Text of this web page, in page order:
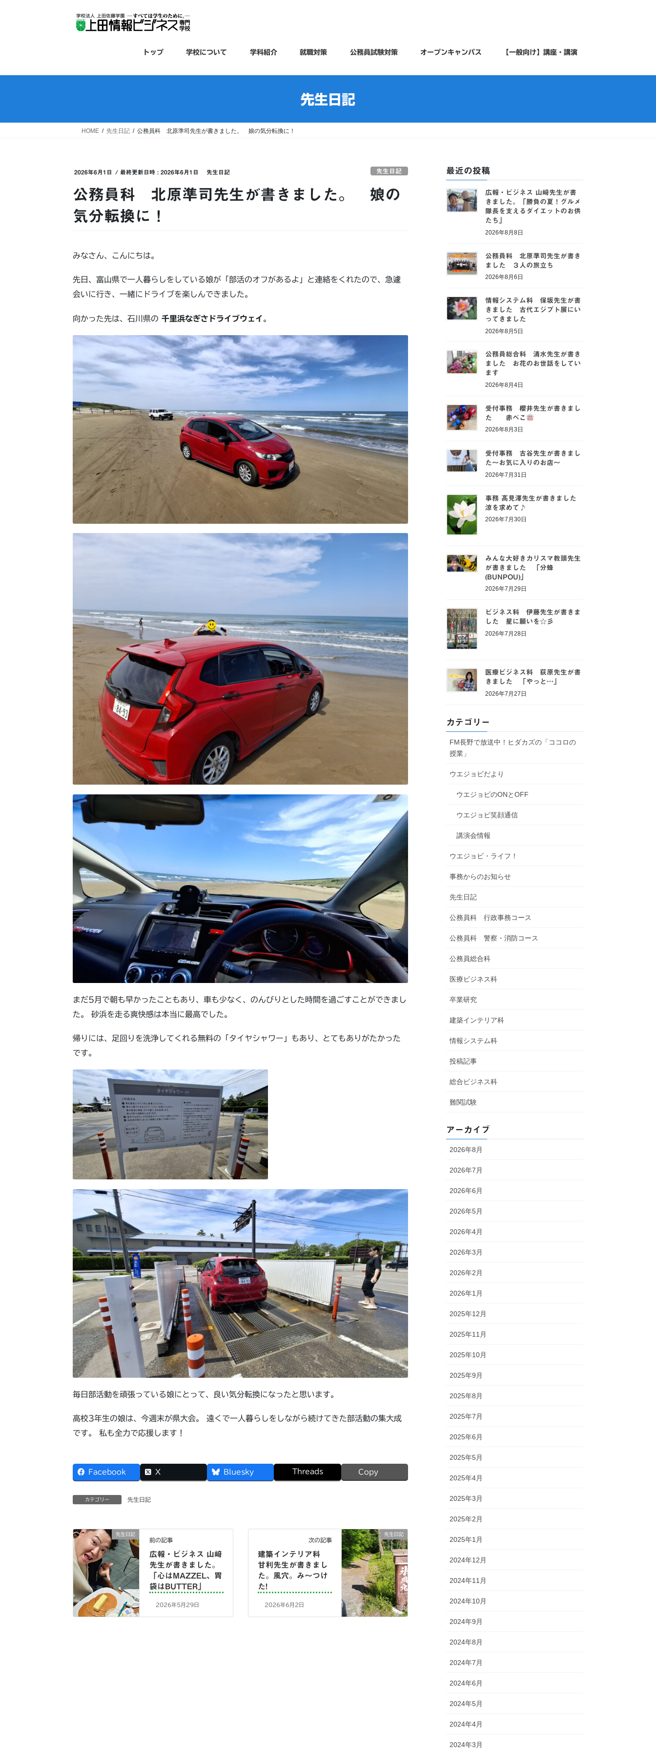
ス
ン
トップ 学校について 学科紹介 就職対策 公務員試験対策 オープンキャンパス 【一般向け】講座・講演
先生日記
HOME 先生日記 公務員科 北原準司先生が書きました。 娘の気分転換に！
2026年6月1日 / 最終更新日時 :2026年6月1日 先生日記 先生日記
公務員科 北原準司先生が書きました。 娘の
気分転換に！
みなさん、こんにちは。
先日、富山県で一人暮らしをしている娘が「部活のオフがあるよ」と連絡をくれたので、急遽
会いに行き、一緒にドライブを楽しんできました。
向かった先は、石川県の千里浜なぎさドライブウェイ。
まだ5月で朝も早かったこともあり、車も少なく、のんびりとした時間を過ごすことができまし
た。 砂浜を走る爽快感は本当に最高でした。
帰りには、足回りを洗浄してくれる無料の「タイヤシャワー」もあり、とてもありがたかった
です。
毎日部活動を頑張っている娘にとって、良い気分転換になったと思います。
高校3年生の娘は、今週末が県大会。 遠くで一人暮らしをしながら続けてきた部活動の集大成
です。 私も全力で応援します！
Facebook X Bluesky Threads Copy
カテゴリー 先生日記
先生日記
前の記事
広報・ビジネス 山﨑
先生が書きました。
「心はMAZZEL、胃
袋はBUTTER」
2026年5月29日
先生日記
次の記事
建築インテリア科
甘利先生が書きまし
た。風穴。み～つけ
た!
2026年6月2日
最近の投稿
広報・ビジネス 山﨑先生が書
きました。「勝負の夏！グルメ
隊長を支えるダイエットのお供
たち」
2026年8月8日
公務員科 北原準司先生が書き
ました ３人の旅立ち
2026年8月6日
情報システム科 保坂先生が書
きました 古代エジプト展にい
ってきました
2026年8月5日
公務員総合科 清水先生が書き
ました お花のお世話をしてい
ます
2026年8月4日
受付事務 櫻井先生が書きまし
た 赤べこ
2026年8月3日
受付事務 古谷先生が書きまし
た～お気に入りのお店～
2026年7月31日
事務 髙見澤先生が書きました
涼を求めて♪
2026年7月30日
みんな大好きカリスマ教頭先生
が書きました 「分蜂
(BUNPOU)」
2026年7月29日
ビジネス科 伊藤先生が書きま
した 星に願いを☆彡
2026年7月28日
医療ビジネス科 荻原先生が書
きました 「やっと…」
2026年7月27日
カテゴリー
FM長野で放送中！ヒダカズの「ココロの
授業」
ウエジョビだより
ウエジョビのONとOFF
ウエジョビ笑顔通信
講演会情報
ウエジョビ・ライフ！
事務からのお知らせ
先生日記
公務員科 行政事務コース
公務員科 警察・消防コース
公務員総合科
医療ビジネス科
卒業研究
建築インテリア科
情報システム科
投稿記事
総合ビジネス科
難関試験
アーカイブ
2026年8月
2026年7月
2026年6月
2026年5月
2026年4月
2026年3月
2026年2月
2026年1月
2025年12月
2025年11月
2025年10月
2025年9月
2025年8月
2025年7月
2025年6月
2025年5月
2025年4月
2025年3月
2025年2月
2025年1月
2024年12月
2024年11月
2024年10月
2024年9月
2024年8月
2024年7月
2024年6月
2024年5月
2024年4月
2024年3月